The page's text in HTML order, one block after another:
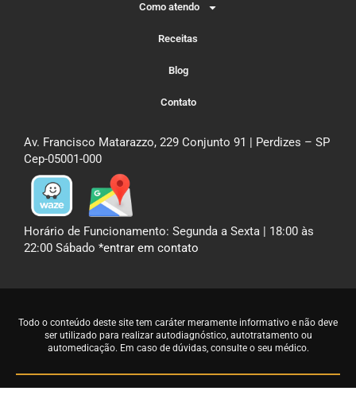
Como atendo
Receitas
Blog
Contato
Av. Francisco Matarazzo, 229 Conjunto 91 | Perdizes – SP
Cep-05001-000
Horário de Funcionamento: Segunda a Sexta | 18:00 às
22:00 Sábado *entrar em contato
Todo o conteúdo deste site tem caráter meramente informativo e não deve
ser utilizado para realizar autodiagnóstico, autotratamento ou
automedicação. Em caso de dúvidas, consulte o seu médico.